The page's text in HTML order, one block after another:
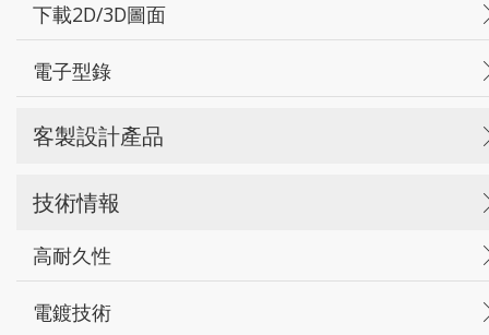
下載2D/3D圖面
電子型錄
客製設計產品
技術情報
高耐久性
電鍍技術